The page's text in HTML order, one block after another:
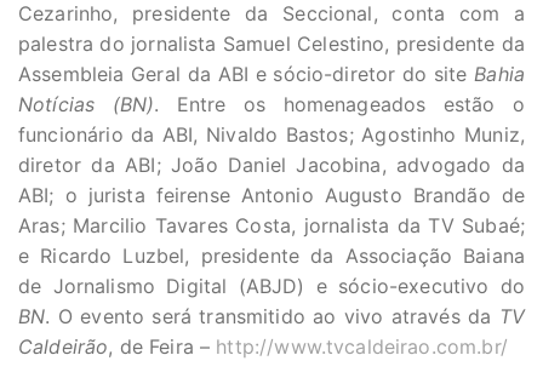
Cezarinho, presidente da Seccional, conta com a
palestra do jornalista Samuel Celestino, presidente da
Assembleia Geral da ABI e sócio-diretor do siteBahia
Notícias (BN). Entre os homenageados estão o
funcionário da ABI, Nivaldo Bastos; Agostinho Muniz,
diretor da ABI; João Daniel Jacobina, advogado da
ABI; o jurista feirense Antonio Augusto Brandão de
Aras; Marcilio Tavares Costa, jornalista da TV Subaé;
e Ricardo Luzbel, presidente da Associação Baiana
de Jornalismo Digital (ABJD) e sócio-executivo do
BN. O evento será transmitido ao vivo através da TV
Caldeirão, de Feira – http://www.tvcaldeirao.com.br/